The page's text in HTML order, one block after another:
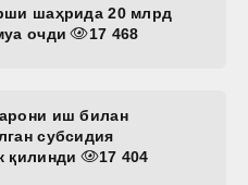
шаҳрида 20 млрд
очди
17 468
иш билан
субсидия
қилинди
17 404